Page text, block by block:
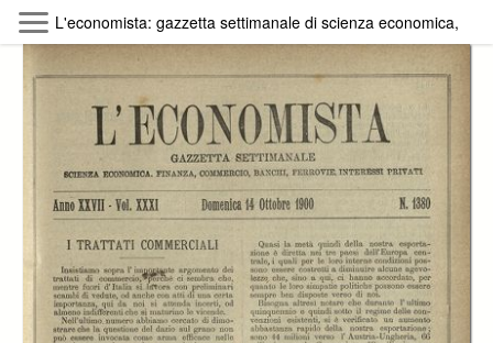
Skip to main content
Byterfly
Knowledge
Policy Collections Providers Exhibitions
L'economista: gazzetta settimanale di scienza economica,